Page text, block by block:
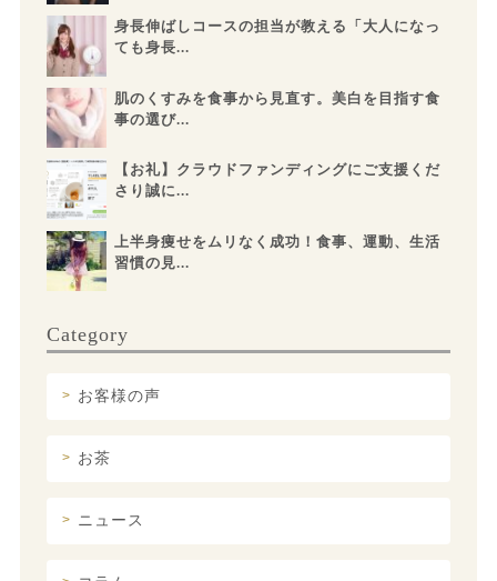
身長伸ばしコースの担当が教える「大人になっ
ても身長...
肌のくすみを食事から見直す。美白を目指す食
事の選び...
【お礼】クラウドファンディングにご支援くだ
さり誠に...
上半身痩せをムリなく成功！食事、運動、生活
習慣の見...
Category
お客様の声
お茶
ニュース